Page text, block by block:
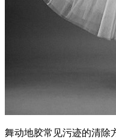
舞动地胶常见污迹的清除